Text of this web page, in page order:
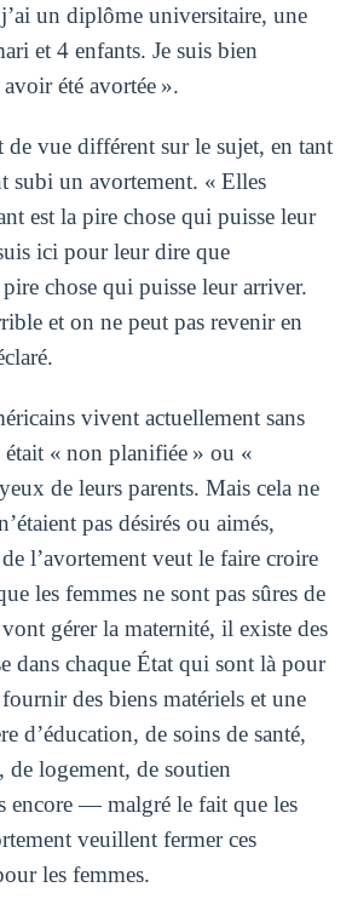
un diplôme universitaire, une
et 4 enfants. Je suis bien
été avortée ».
vue différent sur le sujet, en tant
subi un avortement. « Elles
est la pire chose qui puisse leur
ici pour leur dire que
chose qui puisse leur arriver.
et on ne peut pas revenir en
vivent actuellement sans
« non planifiée » ou «
de leurs parents. Mais cela ne
pas désirés ou aimés,
l’avortement veut le faire croire
les femmes ne sont pas sûres de
gérer la maternité, il existe des
dans chaque État qui sont là pour
des biens matériels et une
d’éducation, de soins de santé,
de logement, de soutien
encore — malgré le fait que les
veuillent fermer ces
les femmes.